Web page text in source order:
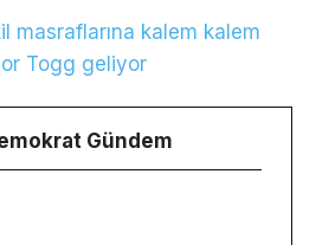
masraflarına kalem kalem
Togg geliyor
Gündem